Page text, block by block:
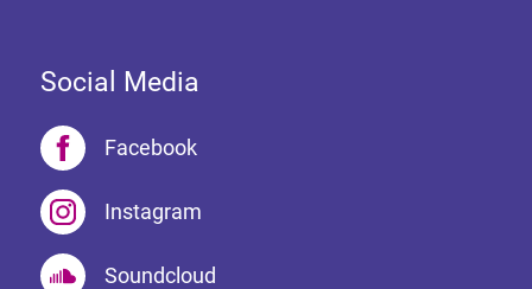
Social Media
Facebook
Instagram
Soundcloud